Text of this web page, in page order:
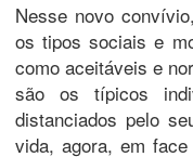
Nesse novo
os tipos sociais e
como aceitáveis e
são os típicos
distanciados pelo
vida, agora, em